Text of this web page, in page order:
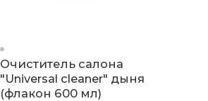
Очиститель салона
"Universal сleaner" дыня
(флакон 600 мл)